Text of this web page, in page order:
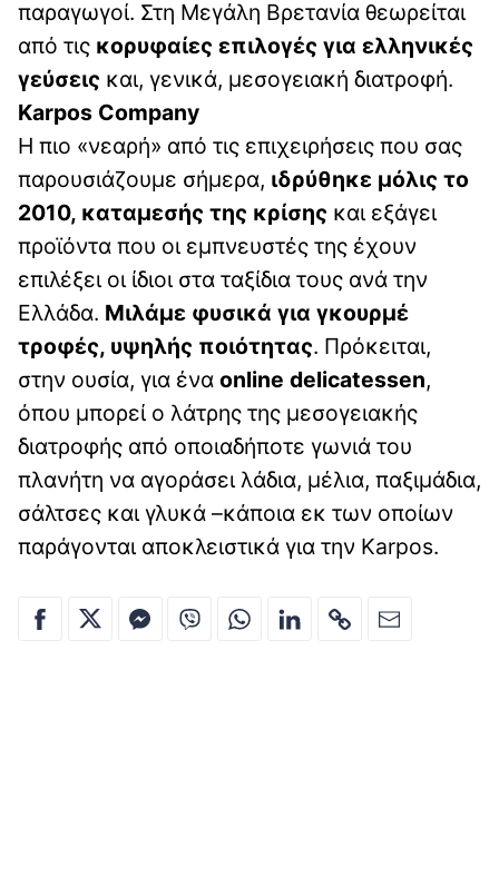
παραγωγοί. Στη Μεγάλη Βρετανία θεωρείται
από τις κορυφαίες επιλογές για ελληνικές
γεύσεις και, γενικά, μεσογειακή διατροφή.
Karpos Company
H πιο «νεαρή» από τις επιχειρήσεις που σας
παρουσιάζουμε σήμερα, ιδρύθηκε μόλις το
2010, καταμεσής της κρίσης και εξάγει
προϊόντα που οι εμπνευστές της έχουν
επιλέξει οι ίδιοι στα ταξίδια τους ανά την
Ελλάδα. Μιλάμε φυσικά για γκουρμέ
τροφές, υψηλής ποιότητας. Πρόκειται,
στην ουσία, για ένα online delicatessen,
όπου μπορεί ο λάτρης της μεσογειακής
διατροφής από οποιαδήποτε γωνιά του
πλανήτη να αγοράσει λάδια, μέλια, παξιμάδια,
σάλτσες και γλυκά –κάποια εκ των οποίων
παράγονται αποκλειστικά για την Karpos.